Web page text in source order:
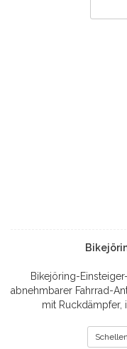
Bikejöring-
abnehmbarer Fahrrad-
mit Ruckdämpfer,